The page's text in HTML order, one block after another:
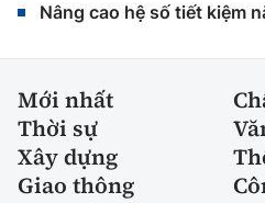
Nâng cao hệ số tiết kiệm
Mới nhất
Thời sự
Xây dựng
Giao thông